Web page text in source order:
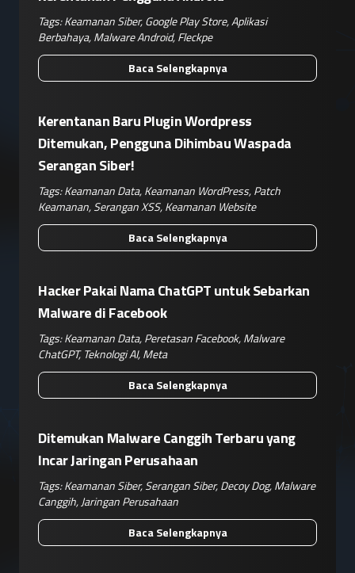
Tags:Keamanan Siber,Google Play Store,Aplikasi
Berbahaya,Malware Android,Fleckpe
Baca Selengkapnya
Kerentanan Baru Plugin Wordpress
Ditemukan, Pengguna Dihimbau Waspada
Serangan Siber!
Tags:Keamanan Data,Keamanan WordPress,Patch
Keamanan,Serangan XSS,Keamanan Website
Baca Selengkapnya
Hacker Pakai Nama ChatGPT untuk Sebarkan
Malware di Facebook
Tags:Keamanan Data,Peretasan Facebook,Malware
ChatGPT,Teknologi AI,Meta
Baca Selengkapnya
Ditemukan Malware Canggih Terbaru yang
Incar Jaringan Perusahaan
Tags:Keamanan Siber,Serangan Siber,Decoy Dog,Malware
Canggih,Jaringan Perusahaan
Baca Selengkapnya